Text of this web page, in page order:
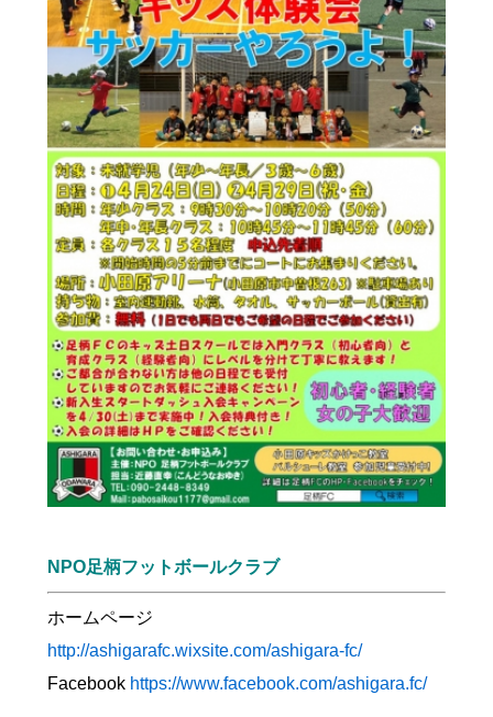
NPO足柄フットボールクラブ
ホームページ
http://ashigarafc.wixsite.com/ashigara-fc/
Facebook https://www.facebook.com/ashigara.fc/